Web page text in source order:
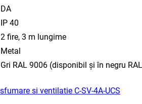
DA
IP 40
2 fire, 3 m lungime
Metal
Gri RAL 9006 (disponibil și în negru